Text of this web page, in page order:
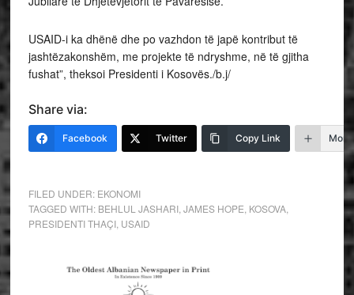
USAID-i ka dhënë dhe po vazhdon të japë kontribut të
jashtëzakonshëm, me projekte të ndryshme, në të gjitha
fushat”, theksoi Presidenti i Kosovës./b.j/
Share via:
Facebook Twitter Copy Link More
FILED UNDER: EKONOMI
TAGGED WITH: BEHLUL JASHARI, JAMES HOPE KOSOVA,
PRESIDENTI THAÇI, USAID